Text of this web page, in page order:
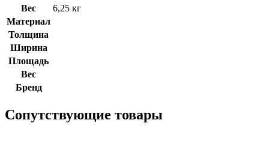
Вес
6,25 кг
Материал
Толщина
Ширина
Площадь
Вес
Бренд
Сопутствующие товары